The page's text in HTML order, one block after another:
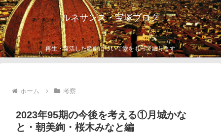
ルネサンス・宝塚ブログ
再生・復活した歌劇について愛をもって綴ります
ホーム 考察
2023年95期の今後を考える①月城かな
と・朝美絢・桜木みなと編